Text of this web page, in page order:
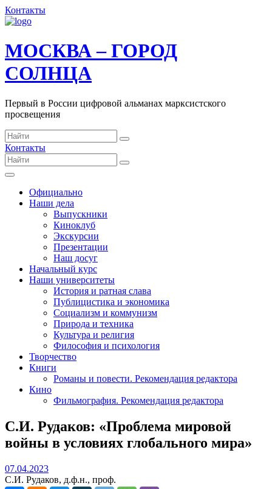
Контакты
МОСКВА – ГОРОД
СОЛНЦА
Первый в России цифровой альманах марксистского
просвещения
Контакты
Официально
Наши дела
Выпускники
Киноклуб
Экскурсии
Презентации
Наш досуг
Начальный курс
Наши университеты
История и ратная слава
Публицистика и экономика
Социализм и коммунизм
Природа и техника
Культура и религия
Философия и психология
Творчество
Книги
Романы и повести. Рекомендация редактора
Кино
Фильмография. Рекомендация редактора
С.И. Рудаков: «Проблема мировой
войны в условиях глобального мира»
07.04.202307.04.2023
С.И. Рудаков, д.ф.н., проф.